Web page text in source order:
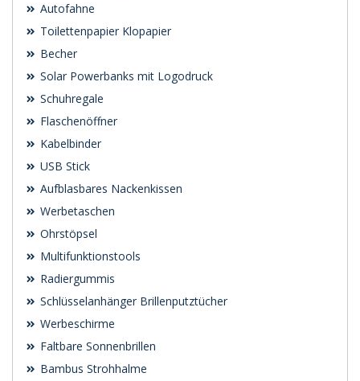
Autofahne
Toilettenpapier Klopapier
Becher
Solar Powerbanks mit Logodruck
Schuhregale
Flaschenöffner
Kabelbinder
USB Stick
Aufblasbares Nackenkissen
Werbetaschen
Ohrstöpsel
Multifunktionstools
Radiergummis
Schlüsselanhänger Brillenputztücher
Werbeschirme
Faltbare Sonnenbrillen
Bambus Strohhalme